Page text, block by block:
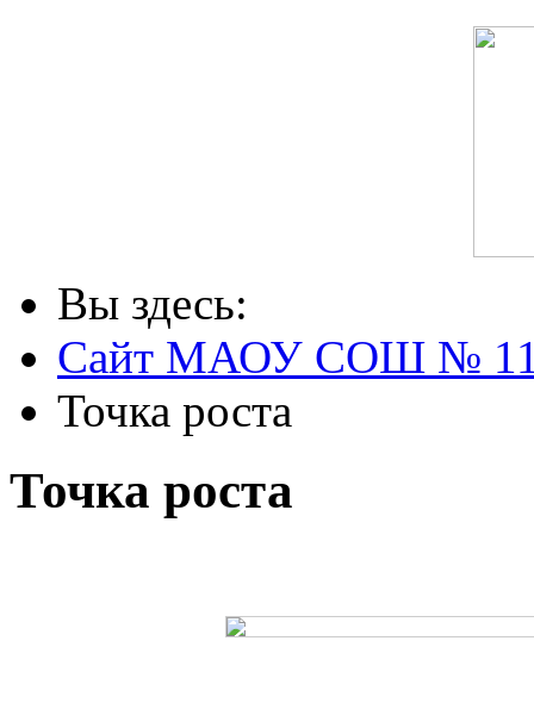
Вы здесь:
Сайт МАОУ СОШ №
Точка роста
Точка роста